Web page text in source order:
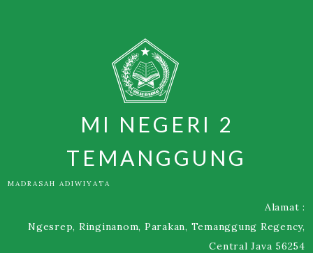
MI NEGERI 2
TEMANGGUNG
MADRASAH ADIWIYATA
Alamat :
Ngesrep, Ringinanom, Parakan, Temanggung Regency,
Central Java 56254